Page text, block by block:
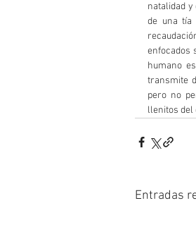
natalidad
de una tía
enfocados
humano
transmite
pero no
llenitos del
Entradas